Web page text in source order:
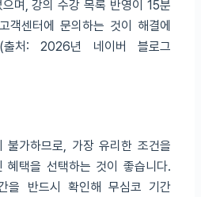
며, 강의 수강 목록 반영이 15분
객센터에 문의하는 것이 해결에
출처: 2026년 네이버 블로그
불가하므로, 가장 유리한 조건을
혜택을 선택하는 것이 좋습니다.
을 반드시 확인해 무심코 기간